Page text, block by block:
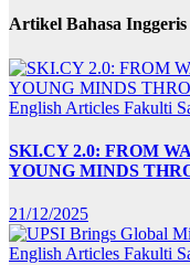
Artikel Bahasa Inggeris
English Articles Fakulti
SKI.CY 2.0: FROM
YOUNG MINDS
21/12/2025
English Articles Fakulti